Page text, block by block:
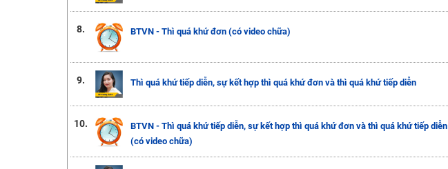
8. BTVN - Thì quá khứ đơn (có video chữa)
9. Thì quá khứ tiếp diễn, sự kết hợp thì quá khứ đơn và thì quá khứ tiếp diễn
10.
BTVN - Thì quá khứ tiếp diễn, sự kết hợp thì quá khứ đơn và thì quá khứ tiếp diễn
(có video chữa)